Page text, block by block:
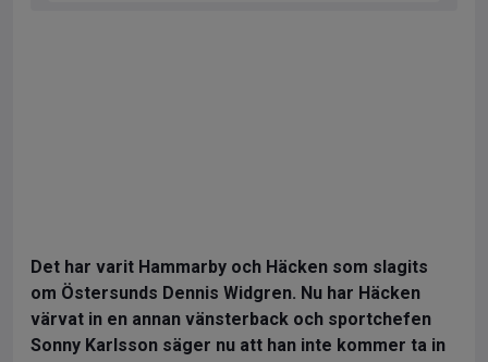
Det har varit Hammarby och Häcken som slagits
om Östersunds Dennis Widgren. Nu har Häcken
värvat in en annan vänsterback och sportchefen
Sonny Karlsson säger nu att han inte kommer ta in